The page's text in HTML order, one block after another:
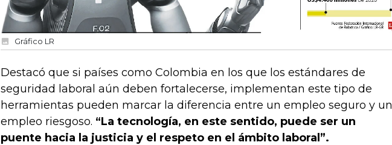
Gráfico LR
Destacó que si países como Colombia en los que los estándares de
seguridad laboral aún deben fortalecerse, implementan este tipo de
herramientas pueden marcar la diferencia entre un empleo seguro y un
empleo riesgoso. “La tecnología, en este sentido, puede ser un
puente hacia la justicia y el respeto en el ámbito laboral”.